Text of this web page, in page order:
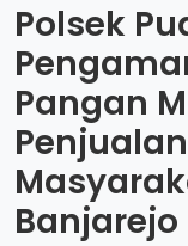
Polsek
Pangan
Banjarejo